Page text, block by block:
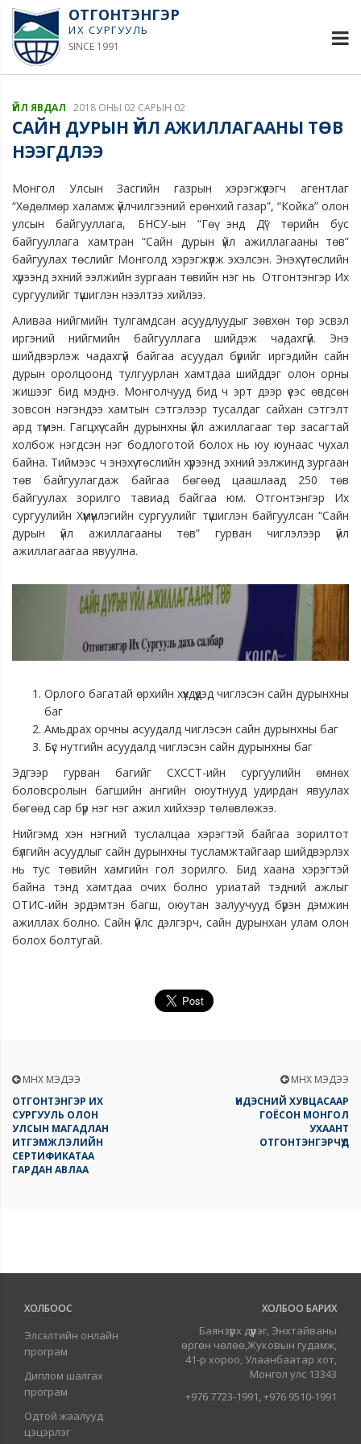
ОТГОНТЭНГЭР
ИХ СУРГУУЛЬ
SINCE 1991
ҮЙЛ ЯВДАЛ 2018 ОНЫ 02 САРЫН 02
САЙН ДУРЫН ҮЙЛ АЖИЛЛАГААНЫ ТӨВ
НЭЭГДЛЭЭ
Монгол Улсын Засгийн газрын хэрэгжүүлэгч агентлаг
“Хөдөлмөр халамж үйлчилгээний ерөнхий газар”, “Койка” олон
улсын байгууллага, БНСУ-ын “Гөү энд Дү” төрийн бус
байгууллага хамтран “Сайн дурын үйл ажиллагааны төв”
байгуулах төслийг Монголд хэрэгжүүлж эхэлсэн. Энэхүү төслийн
хүрээнд эхний ээлжийн зургаан төвийн нэг нь Отгонтэнгэр Их
сургуулийг түшиглэн нээлтээ хийлээ.
Аливаа нийгмийн тулгамдсан асуудлуудыг зөвхөн төр эсвэл
иргэний нийгмийн байгууллага шийдэж чадахгүй. Энэ
шийдвэрлэж чадахгүй байгаа асуудал бүрийг иргэдийн сайн
дурын оролцоонд тулгуурлан хамтдаа шийддэг олон орны
жишээг бид мэднэ. Монголчууд бид ч эрт дээр үеэс өвдсөн
зовсон нэгэндээ хамтын сэтгэлээр тусалдаг сайхан сэтгэлт
ард түмэн. Гагцхүү сайн дурынхны үйл ажиллагааг төр засагтай
холбож нэгдсэн нэг бодлоготой болох нь юу юунаас чухал
байна. Тиймээс ч энэхүү төслийн хүрээнд эхний ээлжинд зургаан
төв байгуулагдаж байгаа бөгөөд цаашлаад 250 төв
байгуулах зорилго тавиад байгаа юм. Отгонтэнгэр Их
сургуулийн Хүмүүнлэгийн сургуулийг түшиглэн байгуулсан “Сайн
дурын үйл ажиллагааны төв” гурван чиглэлээр үйл
ажиллагаагаа явуулна.
Орлого багатай өрхийн хүүхдүүдэд чиглэсэн сайн дурынхны
баг
Амьдрах орчны асуудалд чиглэсэн сайн дурынхны баг
Бүс нутгийн асуудалд чиглэсэн сайн дурынхны баг
Эдгээр гурван багийг СХССТ-ийн сургуулийн өмнөх
боловсролын багшийн ангийн оюутнууд удирдан явуулах
бөгөөд сар бүр нэг нэг ажил хийхээр төлөвлөжээ.
Нийгэмд хэн нэгний туслалцаа хэрэгтэй байгаа зорилтот
бүлгийн асуудлыг сайн дурынхны тусламжтайгаар шийдвэрлэх
нь тус төвийн хамгийн гол зорилго. Бид хаана хэрэгтэй
байна тэнд хамтдаа очих болно уриатай тэдний ажлыг
ОТИС-ийн эрдэмтэн багш, оюутан залуучууд бүрэн дэмжин
ажиллах болно. Сайн үйлс дэлгэрч, сайн дурынхан улам олон
болох болтугай.
ӨМНӨХ МЭДЭЭ
ОТГОНТЭНГЭР ИХ
СУРГУУЛЬ ОЛОН
УЛСЫН МАГАДЛАН
ИТГЭМЖЛЭЛИЙН
СЕРТИФИКАТАА
ГАРДАН АВЛАА
ӨМНӨХ МЭДЭЭ
ҮНДЭСНИЙ ХУВЦАСААР
ГОЁСОН МОНГОЛ
УХААНТ
ОТГОНТЭНГЭРЧҮҮД
ХОЛБООС
Элсэлтийн онлайн
програм
Диплом шалгах
програм
Одтой жаалууд
цэцэрлэг
ХОЛБОО БАРИХ
Баянзүрх дүүрэг, Энхтайваны
өргөн чөлөө,Жуковын гудамж,
41-р хороо, Улаанбаатар хот,
Монгол улс 13343
+976 7723-1991, +976 9510-1991